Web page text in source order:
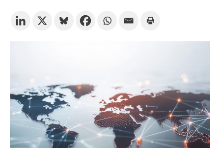
Prova la cerca avançada
CATALÀ ESPAÑOL ENGLISH